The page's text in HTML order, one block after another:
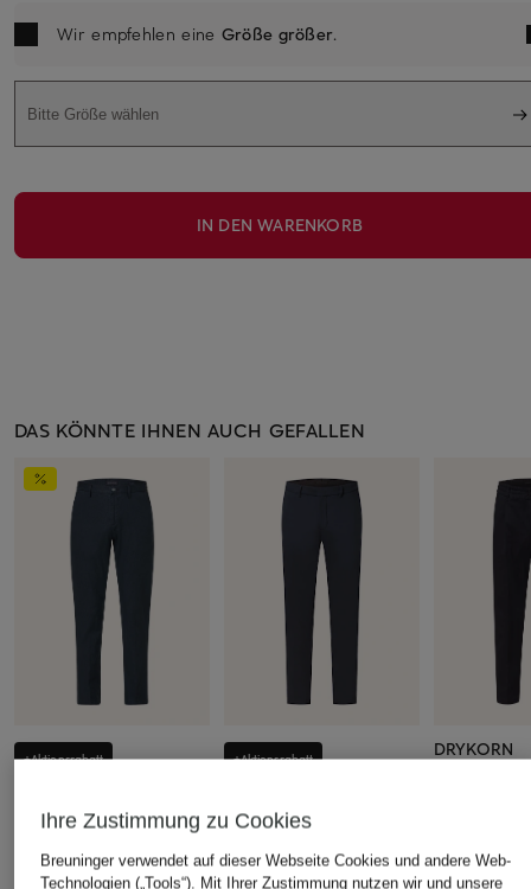
Wir empfehlen eine Größe größer.
Bitte Größe wählen
IN DEN WARENKORB
DAS KÖNNTE IHNEN AUCH GEFALLEN
+Aktionsrabatt
Chino Regular Fit mit
Leinen
49,99 €
+Aktionsrabatt
Chino SIGHT Extra Slim
Fit
104,99 €
DRYKORN
Ihre Zustimmung zu Cookies
Breuninger verwendet auf dieser Webseite Cookies und andere Web-
Technologien („Tools“). Mit Ihrer Zustimmung nutzen wir und unsere